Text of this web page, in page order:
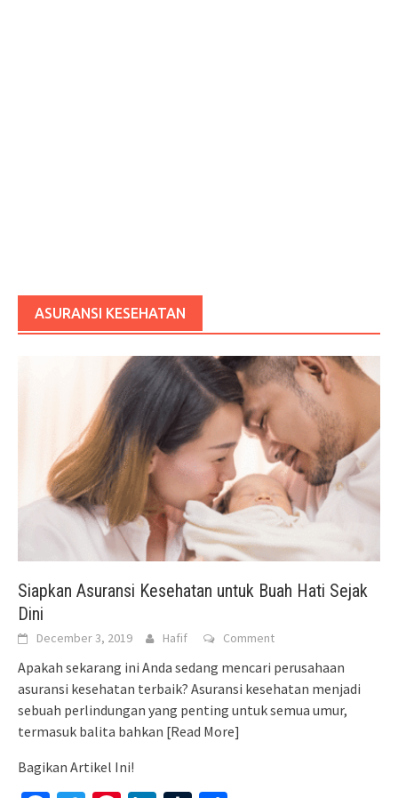
ASURANSI KESEHATAN
Siapkan Asuransi Kesehatan untuk Buah Hati Sejak
Dini
December 3, 2019 Hafif Comment
Apakah sekarang ini Anda sedang mencari perusahaan
asuransi kesehatan terbaik? Asuransi kesehatan menjadi
sebuah perlindungan yang penting untuk semua umur,
termasuk balita bahkan [Read More]
Bagikan Artikel Ini!